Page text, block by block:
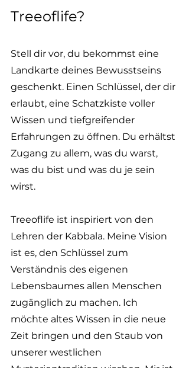
Treeoflife?
Stell dir vor, du bekommst eine
Landkarte deines Bewusstseins
geschenkt. Einen Schlüssel, der dir
erlaubt, eine Schatzkiste voller
Wissen und tiefgreifender
Erfahrungen zu öffnen. Du erhältst
Zugang zu allem, was du warst,
was du bist und was du je sein
wirst.
Treeoflife ist inspiriert von den
Lehren der Kabbala. Meine Vision
ist es, den Schlüssel zum
Verständnis des eigenen
Lebensbaumes allen Menschen
zugänglich zu machen. Ich
möchte altes Wissen in die neue
Zeit bringen und den Staub von
unserer westlichen